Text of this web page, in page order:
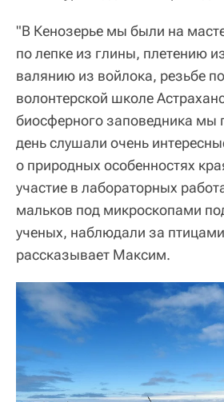
"В Кенозерье мы были на
по лепке из глины, плетению
валянию из войлока, резьбе
волонтерской школе
биосферного заповедника мы
день слушали очень
о природных особенностях
участие в лабораторных
мальков под микроскопами
ученых, наблюдали за
рассказывает Максим.